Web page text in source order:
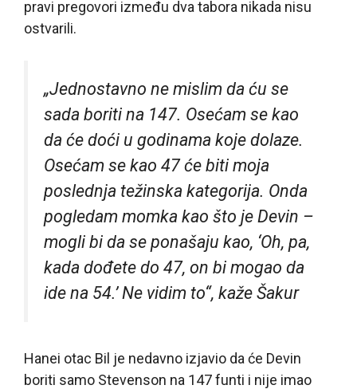
pravi pregovori između dva tabora nikada nisu
ostvarili.
„Jednostavno ne mislim da ću se
sada boriti na 147. Osećam se kao
da će doći u godinama koje dolaze.
Osećam se kao 47 će biti moja
poslednja težinska kategorija. Onda
pogledam momka kao što je Devin –
mogli bi da se ponašaju kao, ‘Oh, pa,
kada dođete do 47, on bi mogao da
ide na 54.’ Ne vidim to“, kaže Šakur
Hanei otac Bil je nedavno izjavio da će Devin
boriti samo Stevenson na 147 funti i nije imao